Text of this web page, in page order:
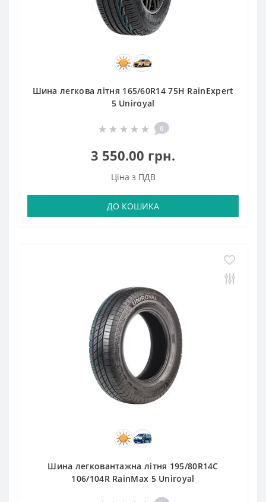
Шина легкова літня 165/60R14 75H RainExpert
5 Uniroyal
0
3 550.00 грн.
Ціна з ПДВ
ДО КОШИКА
Шина легковантажна літня 195/80R14C
106/104R RainMax 5 Uniroyal